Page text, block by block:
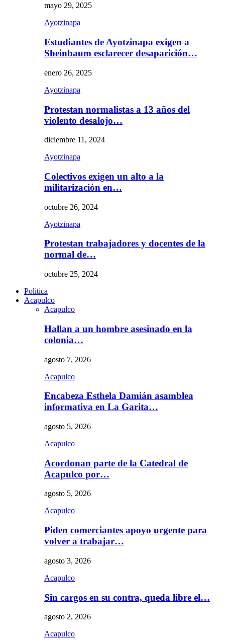
mayo 29, 2025
Ayotzinapa
Estudiantes de Ayotzinapa exigen a
Sheinbaum esclarecer desaparición…
enero 26, 2025
Ayotzinapa
Protestan normalistas a 13 años del
violento desalojo…
diciembre 11, 2024
Ayotzinapa
Colectivos exigen un alto a la
militarización en…
octubre 26, 2024
Ayotzinapa
Protestan trabajadores y docentes de la
normal de…
octubre 25, 2024
Politica
Acapulco
Acapulco
Hallan a un hombre asesinado en la
colonia…
agosto 7, 2026
Acapulco
Encabeza Esthela Damián asamblea
informativa en La Garita…
agosto 5, 2026
Acapulco
Acordonan parte de la Catedral de
Acapulco por…
agosto 5, 2026
Acapulco
Piden comerciantes apoyo urgente para
volver a trabajar…
agosto 3, 2026
Acapulco
Sin cargos en su contra, queda libre el…
agosto 2, 2026
Acapulco